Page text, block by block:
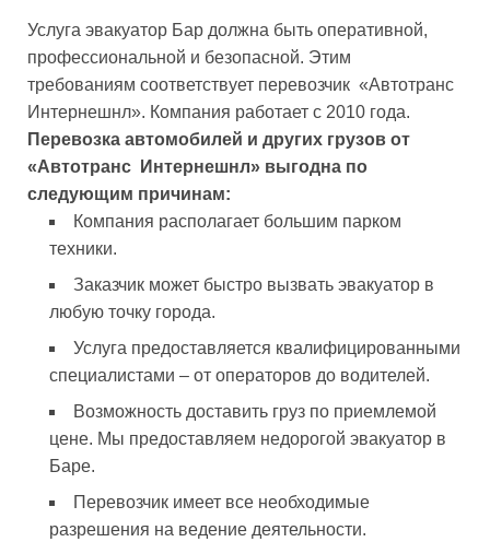
Услуга эвакуатор Бар должна быть оперативной,
профессиональной и безопасной. Этим
требованиям соответствует перевозчик «Автотранс
Интернешнл». Компания работает с 2010 года.
Перевозка автомобилей и других грузов от
«Автотранс Интернешнл» выгодна по
следующим причинам:
Компания располагает большим парком
техники.
Заказчик может быстро вызвать эвакуатор в
любую точку города.
Услуга предоставляется квалифицированными
специалистами – от операторов до водителей.
Возможность доставить груз по приемлемой
цене. Мы предоставляем недорогой эвакуатор в
Баре.
Перевозчик имеет все необходимые
разрешения на ведение деятельности.